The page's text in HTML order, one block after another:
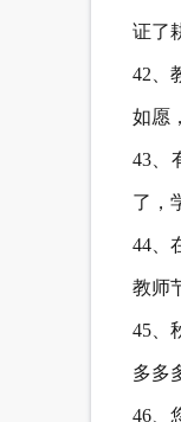
证了
42、
如愿
43、
了，
44、
教师
45、
多多
46、